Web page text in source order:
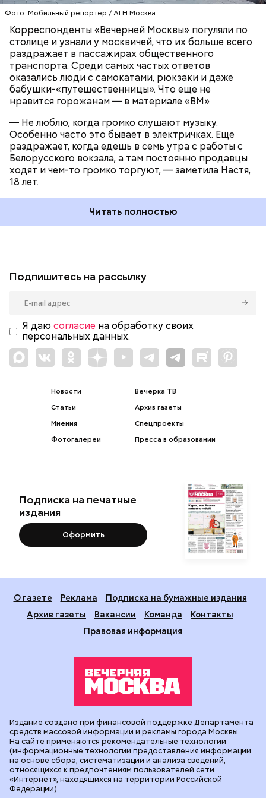
Фото: Мобильный репортер / АГН Москва
Корреспонденты «Вечерней Москвы» погуляли по
столице и узнали у москвичей, что их больше всего
раздражает в пассажирах общественного
транспорта. Среди самых частых ответов
оказались люди с самокатами, рюкзаки и даже
бабушки-«путешественницы». Что еще не
нравится горожанам — в материале «ВМ».
— Не люблю, когда громко слушают музыку.
Особенно часто это бывает в электричках. Еще
раздражает, когда едешь в семь утра с работы с
Белорусского вокзала, а там постоянно продавцы
ходят и чем-то громко торгуют, — заметила Настя,
18 лет.
Читать полностью
Подпишитесь на рассылку
Я даю согласие на обработку своих
персональных данных.
Новости
Статьи
Мнения
Фотогалереи
Вечерка ТВ
Архив газеты
Спецпроекты
Пресса в образовании
Подписка на печатные
издания
Оформить
О газете Реклама
Подписка на бумажные издания
Архив газеты
Вакансии Команда
Контакты
Правовая информация
Издание создано при финансовой поддержке Департамента
средств массовой информации и рекламы города Москвы.
На сайте применяются рекомендательные технологии
(информационные технологии предоставления информации
на основе сбора, систематизации и анализа сведений,
относящихся к предпочтениям пользователей сети
«Интернет», находящихся на территории Российской
Федерации).